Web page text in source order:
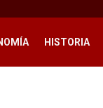
HISTORIA